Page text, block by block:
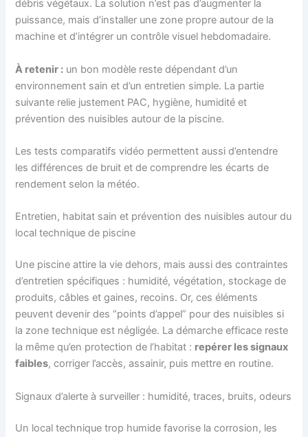
débris végétaux. La solution n’est pas d’augmenter la
puissance, mais d’installer une zone propre autour de la
machine et d’intégrer un contrôle visuel hebdomadaire.
À retenir : un bon modèle reste dépendant d’un
environnement sain et d’un entretien simple. La partie
suivante relie justement PAC, hygiène, humidité et
prévention des nuisibles autour de la piscine.
Les tests comparatifs vidéo permettent aussi d’entendre
les différences de bruit et de comprendre les écarts de
rendement selon la météo.
Entretien, habitat sain et prévention des nuisibles autour du
local technique de piscine
Une piscine attire la vie dehors, mais aussi des contraintes
d’entretien spécifiques : humidité, végétation, stockage de
produits, câbles et gaines, recoins. Or, ces éléments
peuvent devenir des “points d’appel” pour des nuisibles si
la zone technique est négligée. La démarche efficace reste
la même qu’en protection de l’habitat : repérer les signaux
faibles, corriger l’accès, assainir, puis mettre en routine.
Signaux d’alerte à surveiller : humidité, traces, bruits, odeurs
Un local technique trop humide favorise la corrosion, les